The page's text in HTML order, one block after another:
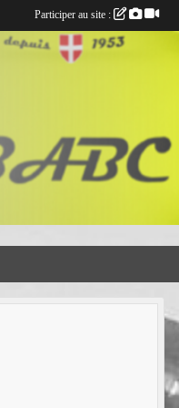
Participer au site :